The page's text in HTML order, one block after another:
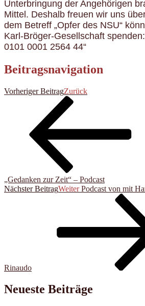
Unterbringung der Angehörigen
Mittel. Deshalb freuen wir uns
dem Betreff „Opfer des NSU“
Karl-Bröger-Gesellschaft
0101 0001 2564 44“
Beitragsnavigation
Vorheriger BeitragZurück
„Gedanken zur Zeit“ – Podcast
Nächster BeitragWeiter Podcast von mit
Rinaudo
Neueste Beiträge